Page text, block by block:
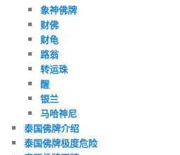
象神佛牌
财佛
财龟
路翁
转运珠
醒
银兰
马哈神尼
泰国佛牌介绍
泰国佛牌极度危险